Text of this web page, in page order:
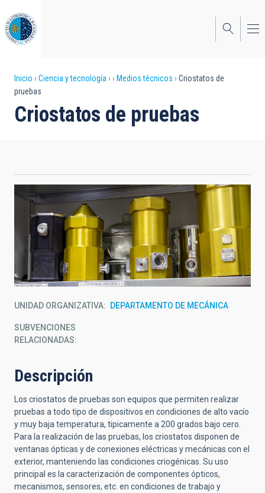
al
contenido
principal
Sobrescribir
enlaces
de
la
navegación
Inicio Ciencia y tecnología Medios técnicos
Criostatos de
pruebas
Criostatos de pruebas
UNIDAD ORGANIZATIVA DEPARTAMENTO DE MECÁNICA
SUBVENCIONES
RELACIONADAS:
Descripción
Los criostatos de pruebas son equipos que permiten realizar
pruebas a todo tipo de dispositivos en condiciones de alto vacío
y muy baja temperatura, tipicamente a 200 grados bajo cero.
Para la realización de las pruebas, los criostatos disponen de
ventanas ópticas y de conexiones eléctricas y mecánicas con el
exterior, manteniendo las condiciones criogénicas. Su uso
principal es la caracterización de componentes ópticos,
mecanismos, sensores, etc. en condiciones de trabajo y